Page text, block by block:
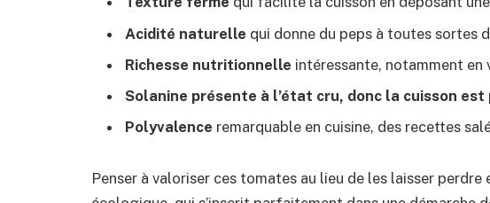
Acidité naturelle qui donne du peps à toutes sortes
Richesse nutritionnelle intéressante, notamment en
Solanine présente à l’état cru, donc la cuisson
Polyvalence remarquable en cuisine, des recettes
Penser à valoriser ces tomates au lieu de les laisser